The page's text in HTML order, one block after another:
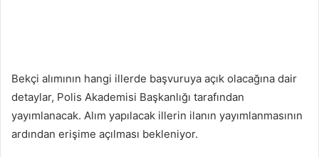
Bekçi alımının hangi illerde başvuruya açık olacağına dair
detaylar, Polis Akademisi Başkanlığı tarafından
yayımlanacak. Alım yapılacak illerin ilanın yayımlanmasının
ardından erişime açılması bekleniyor.